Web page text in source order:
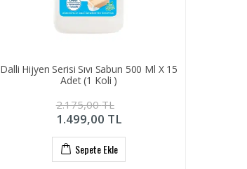
Dalli Hijyen Serisi Sıvı Sabun 500 Ml X 15
Adet (1 Koli )
2.175,00TL
1.499,00 TL
Sepete Ekle